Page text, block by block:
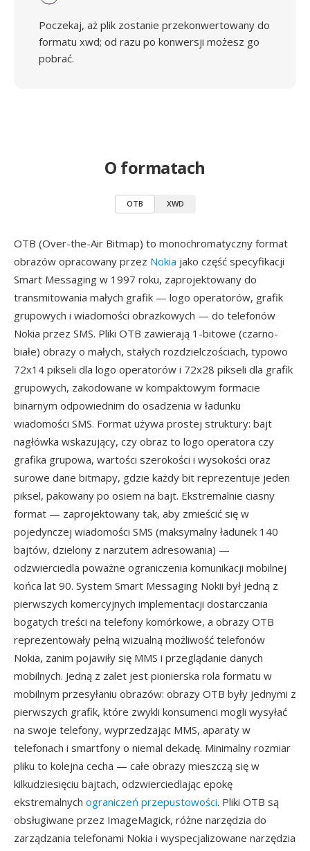
Poczekaj, aż plik zostanie przekonwertowany do
formatu xwd; od razu po konwersji możesz go
pobrać.
O formatach
OTB XWD
OTB (Over-the-Air Bitmap) to monochromatyczny format
obrazów opracowany przez Nokia jako część specyfikacji
Smart Messaging w 1997 roku, zaprojektowany do
transmitowania małych grafik — logo operatorów, grafik
grupowych i wiadomości obrazkowych — do telefonów
Nokia przez SMS. Pliki OTB zawierają 1-bitowe (czarno-
białe) obrazy o małych, stałych rozdzielczościach, typowo
72x14 pikseli dla logo operatorów i 72x28 pikseli dla grafik
grupowych, zakodowane w kompaktowym formacie
binarnym odpowiednim do osadzenia w ładunku
wiadomości SMS. Format używa prostej struktury: bajt
nagłówka wskazujący, czy obraz to logo operatora czy
grafika grupowa, wartości szerokości i wysokości oraz
surowe dane bitmapy, gdzie każdy bit reprezentuje jeden
piksel, pakowany po osiem na bajt. Ekstremalnie ciasny
format — zaprojektowany tak, aby zmieścić się w
pojedynczej wiadomości SMS (maksymalny ładunek 140
bajtów, dzielony z narzutem adresowania) —
odzwierciedla poważne ograniczenia komunikacji mobilnej
końca lat 90. System Smart Messaging Nokii był jedną z
pierwszych komercyjnych implementacji dostarczania
bogatych treści na telefony komórkowe, a obrazy OTB
reprezentowały pełną wizualną możliwość telefonów
Nokia, zanim pojawiły się MMS i przeglądanie danych
mobilnych. Jedną z zalet jest pionierska rola formatu w
mobilnym przesyłaniu obrazów: obrazy OTB były jednymi z
pierwszych grafik, które zwykli konsumenci mogli wysyłać
na swoje telefony, wyprzedzając MMS, aparaty w
telefonach i smartfony o niemal dekadę. Minimalny rozmiar
pliku to kolejna cecha — całe obrazy mieszczą się w
kilkudziesięciu bajtach, odzwierciedlając epokę
ekstremalnych ograniczeń przepustowości. Pliki OTB są
obsługiwane przez ImageMagick, różne narzędzia do
zarządzania telefonami Nokia i wyspecjalizowane narzędzia